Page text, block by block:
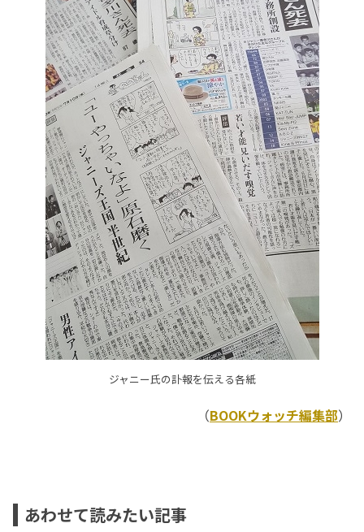
ジャニー氏の訃報を伝える各紙
（BOOKウォッチ編集部）
あわせて読みたい記事